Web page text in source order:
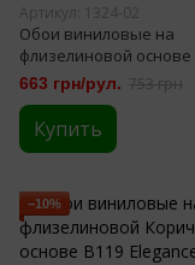
Артикул: 1324-02
Обои виниловые на
флизелиновой
Славянские обои В119
Elegance 1,06м х 10,05м
02)
663 грн/рул. 753 грн
Купить
−10%